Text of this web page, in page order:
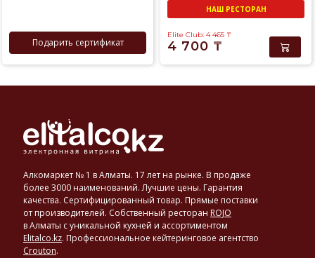
Подарить сертификат
НАШ РЕСТОРАН
Elite Club: 4 465 ₸
4 700 ₸
Алкомаркет № 1 в Алматы. 17 лет на рынке. В продаже
более 3000 наименований. Лучшие цены. Гарантия
качества. Сертифицированный товар. Прямые поставки
от производителей. Собственный ресторан ROJO
в Алматы с уникальной кухней и ассортиментом
Elitalco.kz. Профессиональное кейтеринговое агентство
Crouton.